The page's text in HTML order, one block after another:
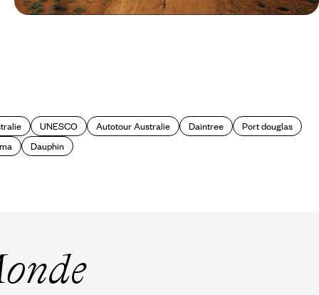
UNESCO Autotour Australie Daintree
Port douglas
Dauphin